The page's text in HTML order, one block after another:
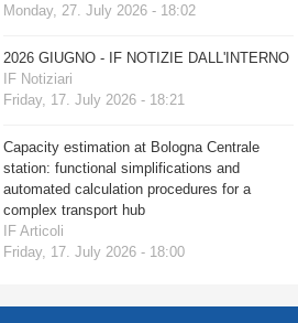
Monday, 27. July 2026 - 18:02
2026 GIUGNO - IF NOTIZIE DALL'INTERNO
IF Notiziari
Friday, 17. July 2026 - 18:21
Capacity estimation at Bologna Centrale
station: functional simplifications and
automated calculation procedures for a
complex transport hub
IF Articoli
Friday, 17. July 2026 - 18:00